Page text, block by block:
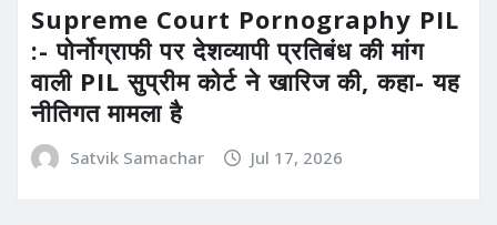
Supreme Court Pornography PIL
:- पोर्नोग्राफी पर देशव्यापी प्रतिबंध की मांग
वाली PIL सुप्रीम कोर्ट ने खारिज की, कहा- यह
नीतिगत मामला है
Satvik Samachar Jul 17, 2026